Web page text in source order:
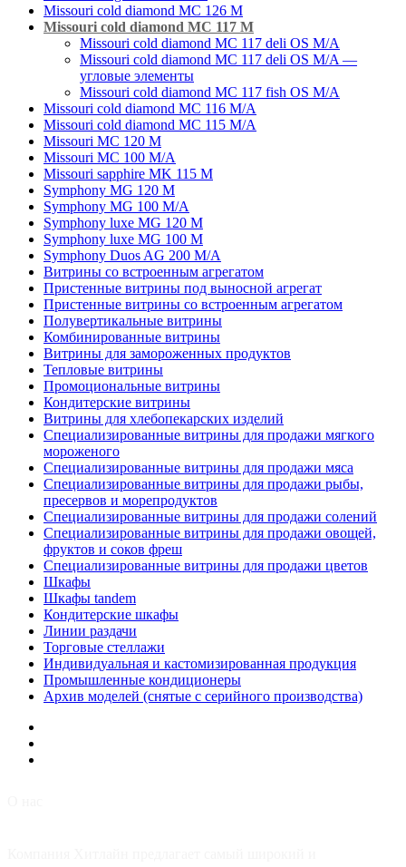
Missouri cold diamond MC 126 M
Missouri cold diamond MC 117 M
Missouri cold diamond MC 117 deli OS M/A
Missouri cold diamond MC 117 deli OS M/A —
угловые элементы
Missouri cold diamond MC 117 fish OS M/A
Missouri cold diamond MC 116 M/A
Missouri cold diamond MC 115 M/A
Missouri MC 120 M
Missouri MC 100 M/A
Missouri sapphire MK 115 M
Symphony MG 120 M
Symphony MG 100 M/А
Symphony luxe MG 120 M
Symphony luxe MG 100 M
Symphony Duos AG 200 M/A
Витрины со встроенным агрегатом
Пристенные витрины под выносной агрегат
Пристенные витрины со встроенным агрегатом
Полувертикальные витрины
Комбинированные витрины
Витрины для замороженных продуктов
Тепловые витрины
Промоциональные витрины
Кондитерские витрины
Витрины для хлебопекарских изделий
Специализированные витрины для продажи мягкого
мороженого
Специализированные витрины для продажи мяса
Специализированные витрины для продажи рыбы,
пресервов и морепродуктов
Специализированные витрины для продажи солений
Специализированные витрины для продажи овощей,
фруктов и соков фреш
Специализированные витрины для продажи цветов
Шкафы
Шкафы tandem
Кондитерские шкафы
Линии раздачи
Торговые стеллажи
Индивидуальная и кастомизированная продукция
Промышленные кондиционеры
Архив моделей (снятые с серийного производства)